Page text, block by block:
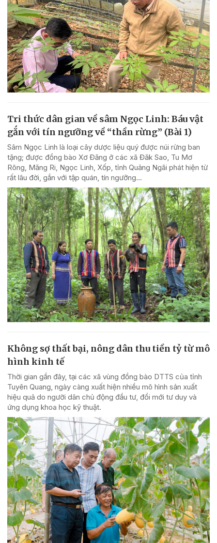
Tri thức dân gian về sâm Ngọc Linh: Báu vật
gắn với tín ngưỡng về “thần rừng” (Bài 1)
Sâm Ngọc Linh là loại cây dược liệu quý được núi rừng ban
tặng; được đồng bào Xơ Đăng ở các xã Đăk Sao, Tu Mơ
Rông, Măng Ri, Ngọc Linh, Xốp, tỉnh Quảng Ngãi phát hiện từ
rất lâu đời, gắn với tập quán, tín ngưỡng...
Không sợ thất bại, nông dân thu tiền tỷ từ mô
hình kinh tế
Thời gian gần đây, tại các xã vùng đồng bào DTTS của tỉnh
Tuyên Quang, ngày càng xuất hiện nhiều mô hình sản xuất
hiệu quả do người dân chủ động đầu tư, đổi mới tư duy và
ứng dụng khoa học kỹ thuật.